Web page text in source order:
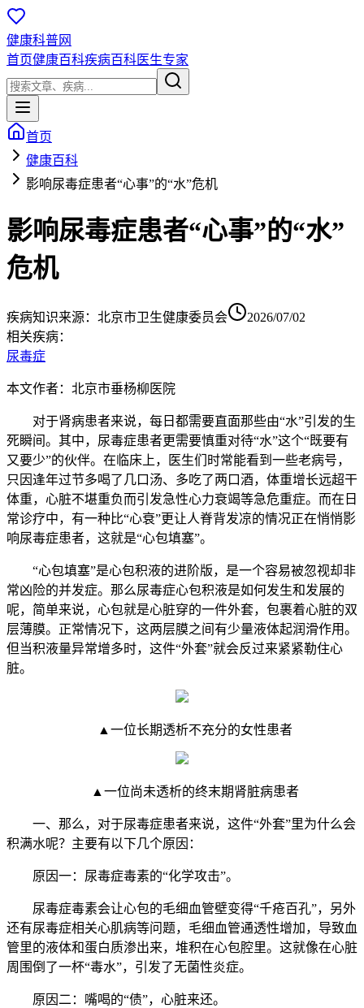
健康科普网
首页健康百科疾病百科医生专家
首页
健康百科
影响尿毒症患者“心事”的“水”危机
影响尿毒症患者“心事”的“水”
危机
疾病知识来源： 北京市卫生健康委员会
2026/07/02
相关疾病：
尿毒症
本文作者：北京市垂杨柳医院
对于肾病患者来说，每日都需要直面那些由“水”引发的生
死瞬间。其中，尿毒症患者更需要慎重对待“水”这个“既要有
又要少”的伙伴。在临床上，医生们时常能看到一些老病号，
只因逢年过节多喝了几口汤、多吃了两口酒，体重增长远超干
体重，心脏不堪重负而引发急性心力衰竭等急危重症。而在日
常诊疗中，有一种比“心衰”更让人脊背发凉的情况正在悄悄影
响尿毒症患者，这就是“心包填塞”。
“心包填塞”是心包积液的进阶版，是一个容易被忽视却非
常凶险的并发症。那么尿毒症心包积液是如何发生和发展的
呢，简单来说，心包就是心脏穿的一件外套，包裹着心脏的双
层薄膜。正常情况下，这两层膜之间有少量液体起润滑作用。
但当积液量异常增多时，这件“外套”就会反过来紧紧勒住心
脏。
▲一位长期透析不充分的女性患者
▲一位尚未透析的终末期肾脏病患者
一、那么，对于尿毒症患者来说，这件“外套”里为什么会
积满水呢？主要有以下几个原因：
原因一：尿毒症毒素的“化学攻击”。
尿毒症毒素会让心包的毛细血管壁变得“千疮百孔”，另外
还有尿毒症相关心肌病等问题，毛细血管通透性增加，导致血
管里的液体和蛋白质渗出来，堆积在心包腔里。这就像在心脏
周围倒了一杯“毒水”，引发了无菌性炎症。
原因二：嘴喝的“债”，心脏来还。